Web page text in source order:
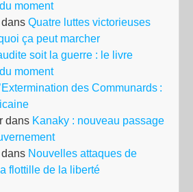
moment
dans Quatre luttes victorieuses
ça peut marcher
soit la guerre : le livre
moment
des Communards :
dans Kanaky : nouveau passage
dans Nouvelles attaques de
flottille de la liberté